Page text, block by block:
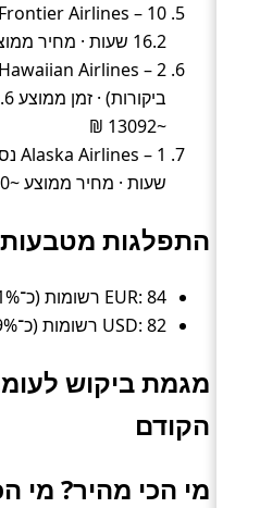
16.2 שעות · מחיר ממוצע ~1076 ₪
~13092 ₪
שעות · מחיר ממוצע ~820 ₪
התפלגות
EUR: 84 רשומות (כ־51%).
USD: 82 רשומות (כ־49%).
מגמת ביקוש
הקודם
מי הכי מהיר? מי